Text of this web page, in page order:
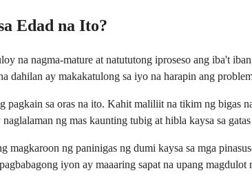
Edad na Ito?
na nagma-mature at natututong iproseso ang iba't
dahilan ay makakatulong sa iyo na harapin ang
sa oras na ito. Kahit maliliit na tikim ng bigas
ng mas kaunting tubig at hibla kaysa sa
magkaroon ng paninigas ng dumi kaysa sa mga
iyon ay maaaring sapat na upang magdulot